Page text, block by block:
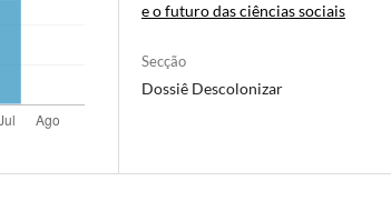
e o futuro das ciências sociais
Secção
Dossiê Descolonizar